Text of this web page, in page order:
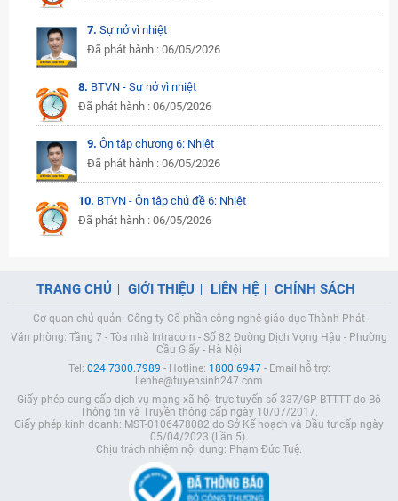
7. Sự nở vì nhiệt
Đã phát hành : 06/05/2026
8. BTVN - Sự nở vì nhiệt
Đã phát hành : 06/05/2026
9. Ôn tập chương 6: Nhiệt
Đã phát hành : 06/05/2026
10. BTVN - Ôn tập chủ đề 6: Nhiệt
Đã phát hành : 06/05/2026
TRANG CHỦ GIỚI THIỆU LIÊN HỆ CHÍNH SÁCH
Cơ quan chủ quản: Công ty Cổ phần công nghệ giáo dục Thành Phát
Văn phòng: Tầng 7 - Tòa nhà Intracom - Số 82 Đường Dịch Vọng Hậu - Phường
Cầu Giấy - Hà Nội
Tel: 024.7300.7989 - Hotline: 1800.6947- Email hỗ trợ:
lienhe@tuyensinh247.com
Giấy phép cung cấp dịch vụ mạng xã hội trực tuyến số 337/GP-BTTTT do Bộ
Thông tin và Truyền thông cấp ngày 10/07/2017.
Giấy phép kinh doanh: MST-0106478082 do Sở Kế hoạch và Đầu tư cấp ngày
05/04/2023 (Lần 5).
Chịu trách nhiệm nội dung: Phạm Đức Tuệ.